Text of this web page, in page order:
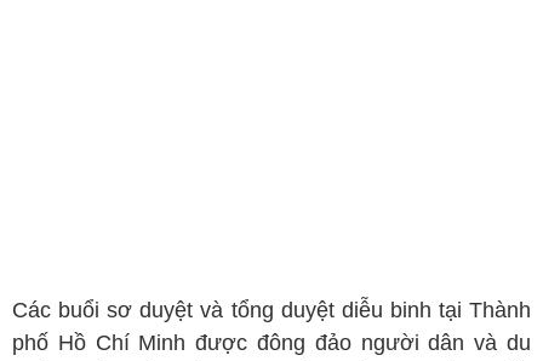
Các buổi sơ duyệt và tổng duyệt diễu binh tại Thành
phố Hồ Chí Minh được đông đảo người dân và du